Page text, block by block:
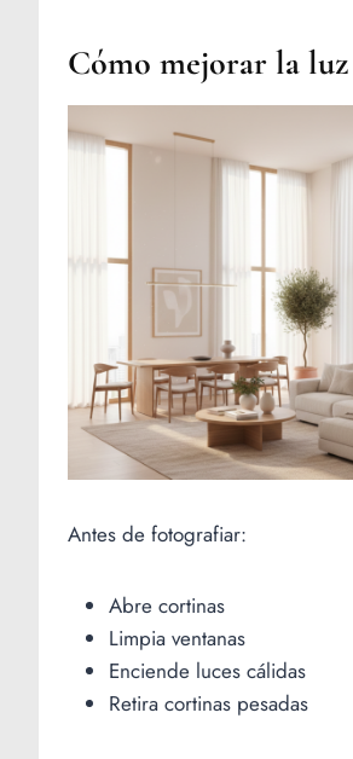
Cómo mejorar la
Antes de fotografiar:
Abre cortinas
Limpia ventanas
Enciende luces cálidas
Retira cortinas pesadas